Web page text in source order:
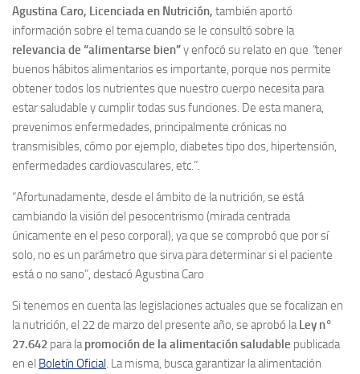
Agustina Caro, Licenciada en Nutrición, también aportó
información sobre el tema cuando se le consultó sobre la
relevancia de “alimentarse bien”y enfocó su relato en que “tener
buenos hábitos alimentarios es importante, porque nos permite
obtener todos los nutrientes que nuestro cuerpo necesita para
estar saludable y cumplir todas sus funciones. De esta manera,
prevenimos enfermedades, principalmente crónicas no
transmisibles, cómo por ejemplo, diabetes tipo dos, hipertensión,
enfermedades cardiovasculares, etc.”.
“Afortunadamente, desde el ámbito de la nutrición, se está
cambiando la visión del pesocentrismo (mirada centrada
únicamente en el peso corporal), ya que se comprobó que por sí
solo, no es un parámetro que sirva para determinar si el paciente
está o no sano”, destacó Agustina Caro
Si tenemos en cuenta las legislaciones actuales que se focalizan en
la nutrición, el 22 de marzo del presente año, se aprobó laLey n°
27.642 para lapromoción de la alimentación saludable publicada
en el Boletín Oficial. La misma, busca garantizar la alimentación